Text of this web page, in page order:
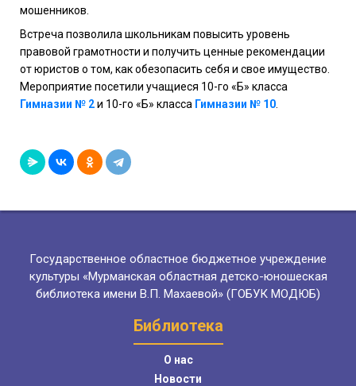
мошенников.
Встреча позволила школьникам повысить уровень
правовой грамотности и получить ценные рекомендации
от юристов о том, как обезопасить себя и свое имущество.
Мероприятие посетили учащиеся 10-го «Б» класса
Гимназии № 2и 10-го «Б» класса Гимназии № 10
Государственное областное бюджетное учреждение
культуры «Мурманская областная детско-юношеская
библиотека имени В.П. Махаевой» (ГОБУК МОДЮБ)
Библиотека
О нас
Новости